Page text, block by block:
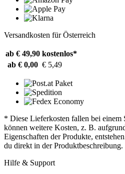
Versandkosten für Österreich
ab € 49,90 kostenlos*
ab € 0,00 € 5,49
* Diese Lieferkosten fallen bei einem
können weitere Kosten, z. B.
Eigenschaften der Produkte,
du direkt in der Produktbeschreibung.
Hilfe & Support